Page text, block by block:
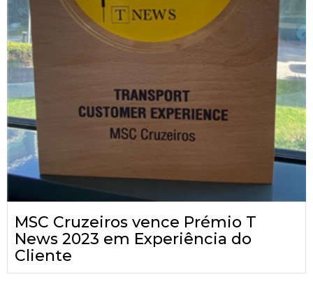
MSC Cruzeiros vence Prémio T
News 2023 em Experiência do
Cliente